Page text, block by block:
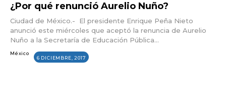
¿Por qué renunció Aurelio Nuño?
Ciudad de México.- El presidente Enrique Peña Nieto
anunció este miércoles que aceptó la renuncia de Aurelio
Nuño a la Secretaría de Educación Pública...
México
6 DICIEMBRE, 2017